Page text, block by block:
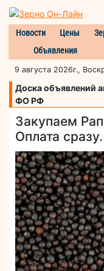
Новости Цены
Объявления
9 августа 2026г.,
Доска объявлений
ФО РФ
Закупаем
Оплата сразу.